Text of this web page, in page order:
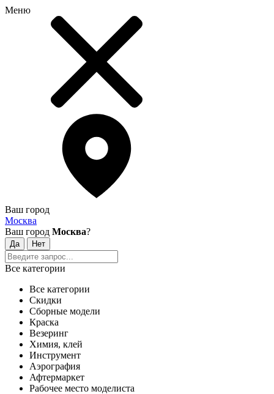
Меню
Ваш город
Москва
Ваш город Москва?
Все категории
Все категории
Скидки
Сборные модели
Краска
Везеринг
Химия, клей
Инструмент
Аэрография
Афтермаркет
Рабочее место моделиста